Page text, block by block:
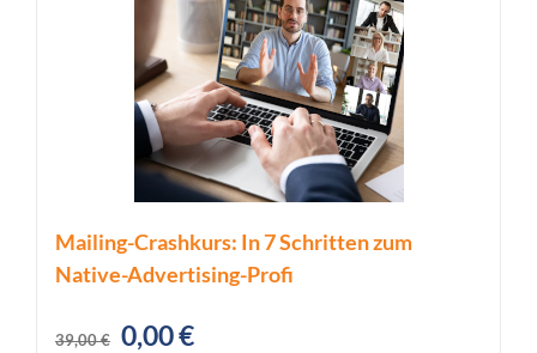
Mailing-Crashkurs: In 7 Schritten zum
Native-Advertising-Profi
39,00€ Ursprünglicher
0,00€Aktueller